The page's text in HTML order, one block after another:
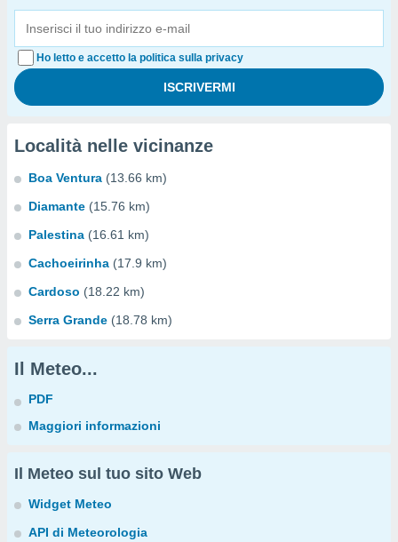
Ho letto e accetto la politica sulla privacy
Località nelle vicinanze
Boa Ventura (13.66 km)
Diamante (15.76 km)
Palestina (16.61 km)
Cachoeirinha (17.9 km)
Cardoso (18.22 km)
Serra Grande (18.78 km)
Il Meteo...
PDF
Maggiori informazioni
Il Meteo sul tuo sito Web
Widget Meteo
API di Meteorologia